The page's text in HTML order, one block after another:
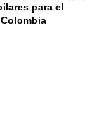
para el